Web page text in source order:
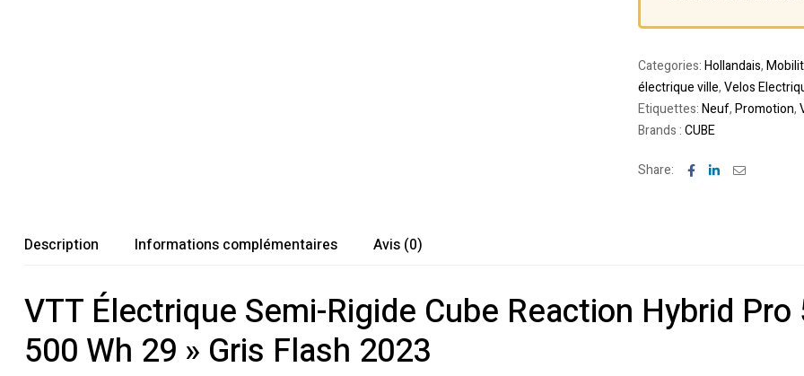
Categories:Hollandais,
électrique ville,Velos
Etiquettes:Neuf,Promotion,
Brands :CUBE
Share: Facebook
LinkedinEmail
Description Informations complémentaires Avis (0)
VTT Électrique Semi-Rigide Cube Reaction Hybrid
500 Wh 29 » Gris Flash 2023